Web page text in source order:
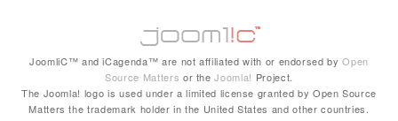
JoomliC™ and iCagenda™ are not affiliated with or endorsed byOpen
Source Matters or theJoomla! Project.
The Joomla! logo is used under a limited license granted by Open Source
Matters the trademark holder in the United States and other countries.